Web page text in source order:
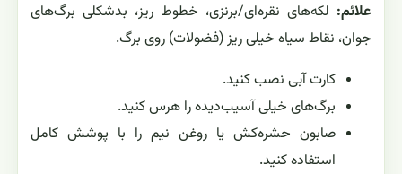
علائم: لکه‌های نقره‌ای/برنزی، خطوط ریز، بدشکلی برگ‌های
جوان، نقاط سیاه خیلی ریز (فضولات) روی برگ.
کارت آبی نصب کنید.
برگ‌های خیلی آسیب‌دیده را هرس کنید.
صابون حشره‌کش یا روغن نیم را با پوشش کامل
استفاده کنید.